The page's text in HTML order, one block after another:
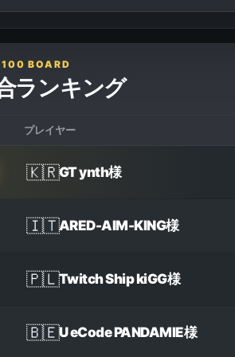
BOARD
ランキング
プレイヤー
🇰🇷GT ynth様
🇮🇹ARED-AIM-KING様
🇵🇱Twitch Ship kiGG様
🇧🇪U eCode PANDAMIE様